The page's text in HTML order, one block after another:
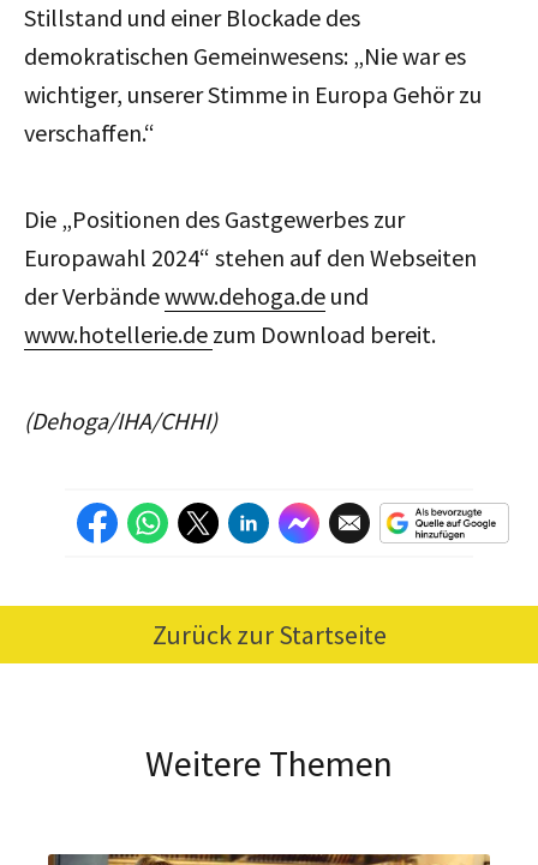
Stillstand und einer Blockade des
demokratischen Gemeinwesens: „Nie war es
wichtiger, unserer Stimme in Europa Gehör zu
verschaffen.“
Die „Positionen des Gastgewerbes zur
Europawahl 2024“ stehen auf den Webseiten
der Verbändewww.dehoga.de und
www.hotellerie.de zum Download bereit.
(Dehoga/IHA/CHHI)
Zurück zur Startseite
Weitere Themen